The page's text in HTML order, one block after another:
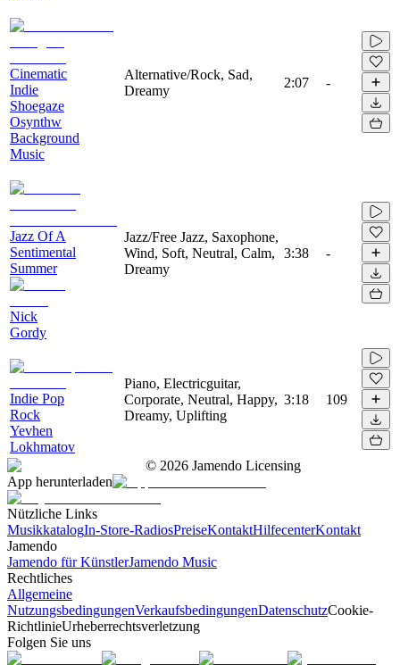
Cinematic
Indie
Shoegaze
Osynthw
Background
Music
Alternative/Rock, Sad,
Dreamy
2:07 -
Jazz Of A
Sentimental
Summer
Nick
Gordy
Jazz/Free Jazz, Saxophone,
Wind, Soft, Neutral, Calm,
Dreamy
3:38 -
Indie Pop
Rock
Yevhen
Lokhmatov
Piano, Electricguitar,
Corporate, Neutral, Happy,
Dreamy, Uplifting
3:18 109
© 2026 Jamendo Licensing
App herunterladen
Nützliche Links
MusikkatalogIn-Store-RadiosPreiseKontaktHilfecenterKontakt
Jamendo
Jamendo für KünstlerJamendo Music
Rechtliches
Allgemeine
NutzungsbedingungenVerkaufsbedingungenDatenschutzCookie-
RichtlinieUrheberrechtsverletzung
Folgen Sie uns